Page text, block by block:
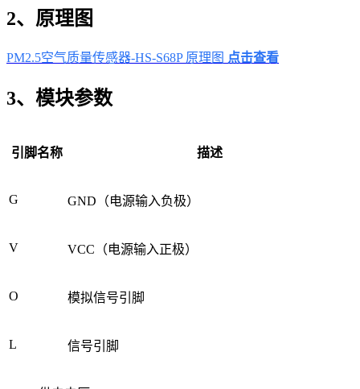
2、原理图
PM2.5空气质量传感器-HS-S68P 原理图 点击查看
3、模块参数
引脚名称 描述
G GND（电源输入负极）
V VCC（电源输入正极）
O 模拟信号引脚
L 信号引脚